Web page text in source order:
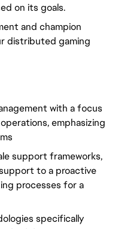
on its goals.
and champion
distributed gaming
with a focus
emphasizing
support frameworks,
to a proactive
processes for a
specifically